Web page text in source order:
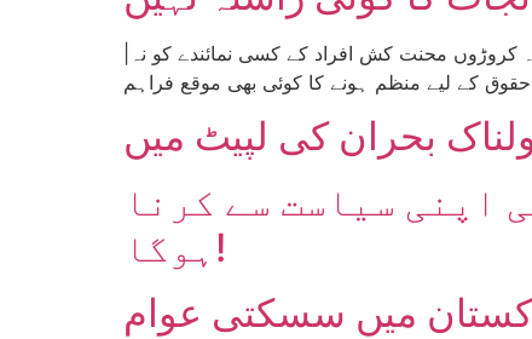
بحران کی لپیٹ میں
اپنی سیاست سے کرنا
ہوگا!
میں سسکتی عوام